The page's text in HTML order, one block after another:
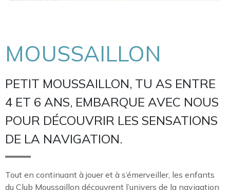
MOUSSAILLON
PETIT MOUSSAILLON, TU AS ENTRE
4 ET 6 ANS, EMBARQUE AVEC NOUS
POUR DÉCOUVRIR LES SENSATIONS
DE LA NAVIGATION.
Tout en continuant à jouer et à s’émerveiller, les enfants
du Club Moussaillon découvrent l’univers de la navigation